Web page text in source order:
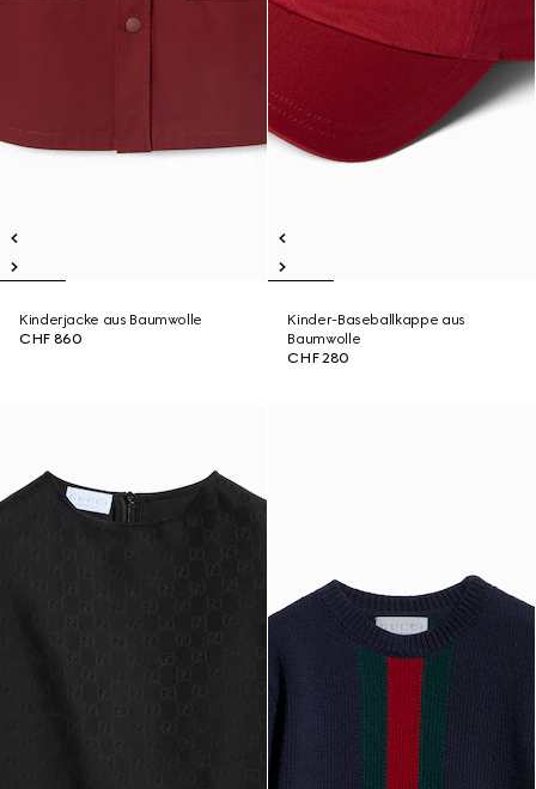
Kinderjacke aus Baumwolle
CHF 860
Kinder-Baseballkappe aus
Baumwolle
CHF 280